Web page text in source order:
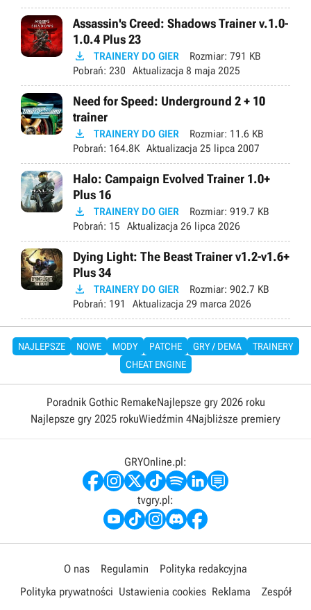
Assassin's Creed: Shadows Trainer v.1.0-
1.0.4 Plus 23
 TRAINERY DO GIER Rozmiar: 791 KB
Pobrań: 230 Aktualizacja 8 maja 2025
Need for Speed: Underground 2 + 10
trainer
 TRAINERY DO GIER Rozmiar: 11.6 KB
Pobrań: 164.8K Aktualizacja 25 lipca 2007
Halo: Campaign Evolved Trainer 1.0+
Plus 16
 TRAINERY DO GIER Rozmiar: 919.7 KB
Pobrań: 15 Aktualizacja 26 lipca 2026
Dying Light: The Beast Trainer v1.2-v1.6+
Plus 34
 TRAINERY DO GIER Rozmiar: 902.7 KB
Pobrań: 191 Aktualizacja 29 marca 2026
NAJLEPSZE NOWE MODY PATCHE GRY / DEMA
TRAINERY
CHEAT ENGINE
Poradnik Gothic RemakeNajlepsze gry 2026 roku
Najlepsze gry 2025 rokuWiedźmin 4Najbliższe premiery
GRYOnline.pl:
tvgry.pl:
O nas Regulamin
Polityka redakcyjna
Polityka prywatności Ustawienia cookies Reklama
Zespół